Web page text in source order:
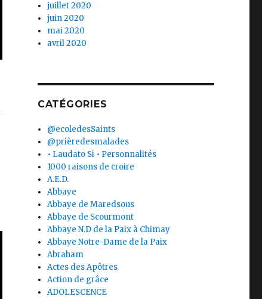
juillet 2020
juin 2020
mai 2020
avril 2020
CATÉGORIES
@ecoledesSaints
@prièredesmalades
• Laudato Si • Personnalités
1000 raisons de croire
A.E.D.
Abbaye
Abbaye de Maredsous
Abbaye de Scourmont
Abbaye N.D de la Paix à Chimay
Abbaye Notre-Dame de la Paix
Abraham
Actes des Apôtres
Action de grâce
ADOLESCENCE